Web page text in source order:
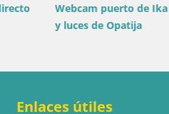
Webcam Toblach Dolomitas –
desde el Hotel Rosengarten
Enlaces útiles